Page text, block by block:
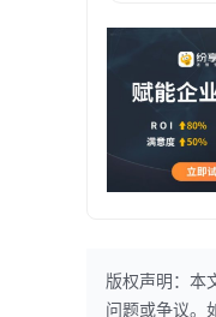
版权声明：本
问题或争议。